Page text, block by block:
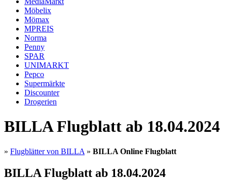
Möbelix
Mömax
MPREIS
Norma
Penny
SPAR
UNIMARKT
Pepco
Supermärkte
Discounter
Drogerien
BILLA Flugblatt ab 18.04.2024
» Flugblätter von BILLA » BILLA Online Flugblatt
BILLA Flugblatt ab 18.04.2024